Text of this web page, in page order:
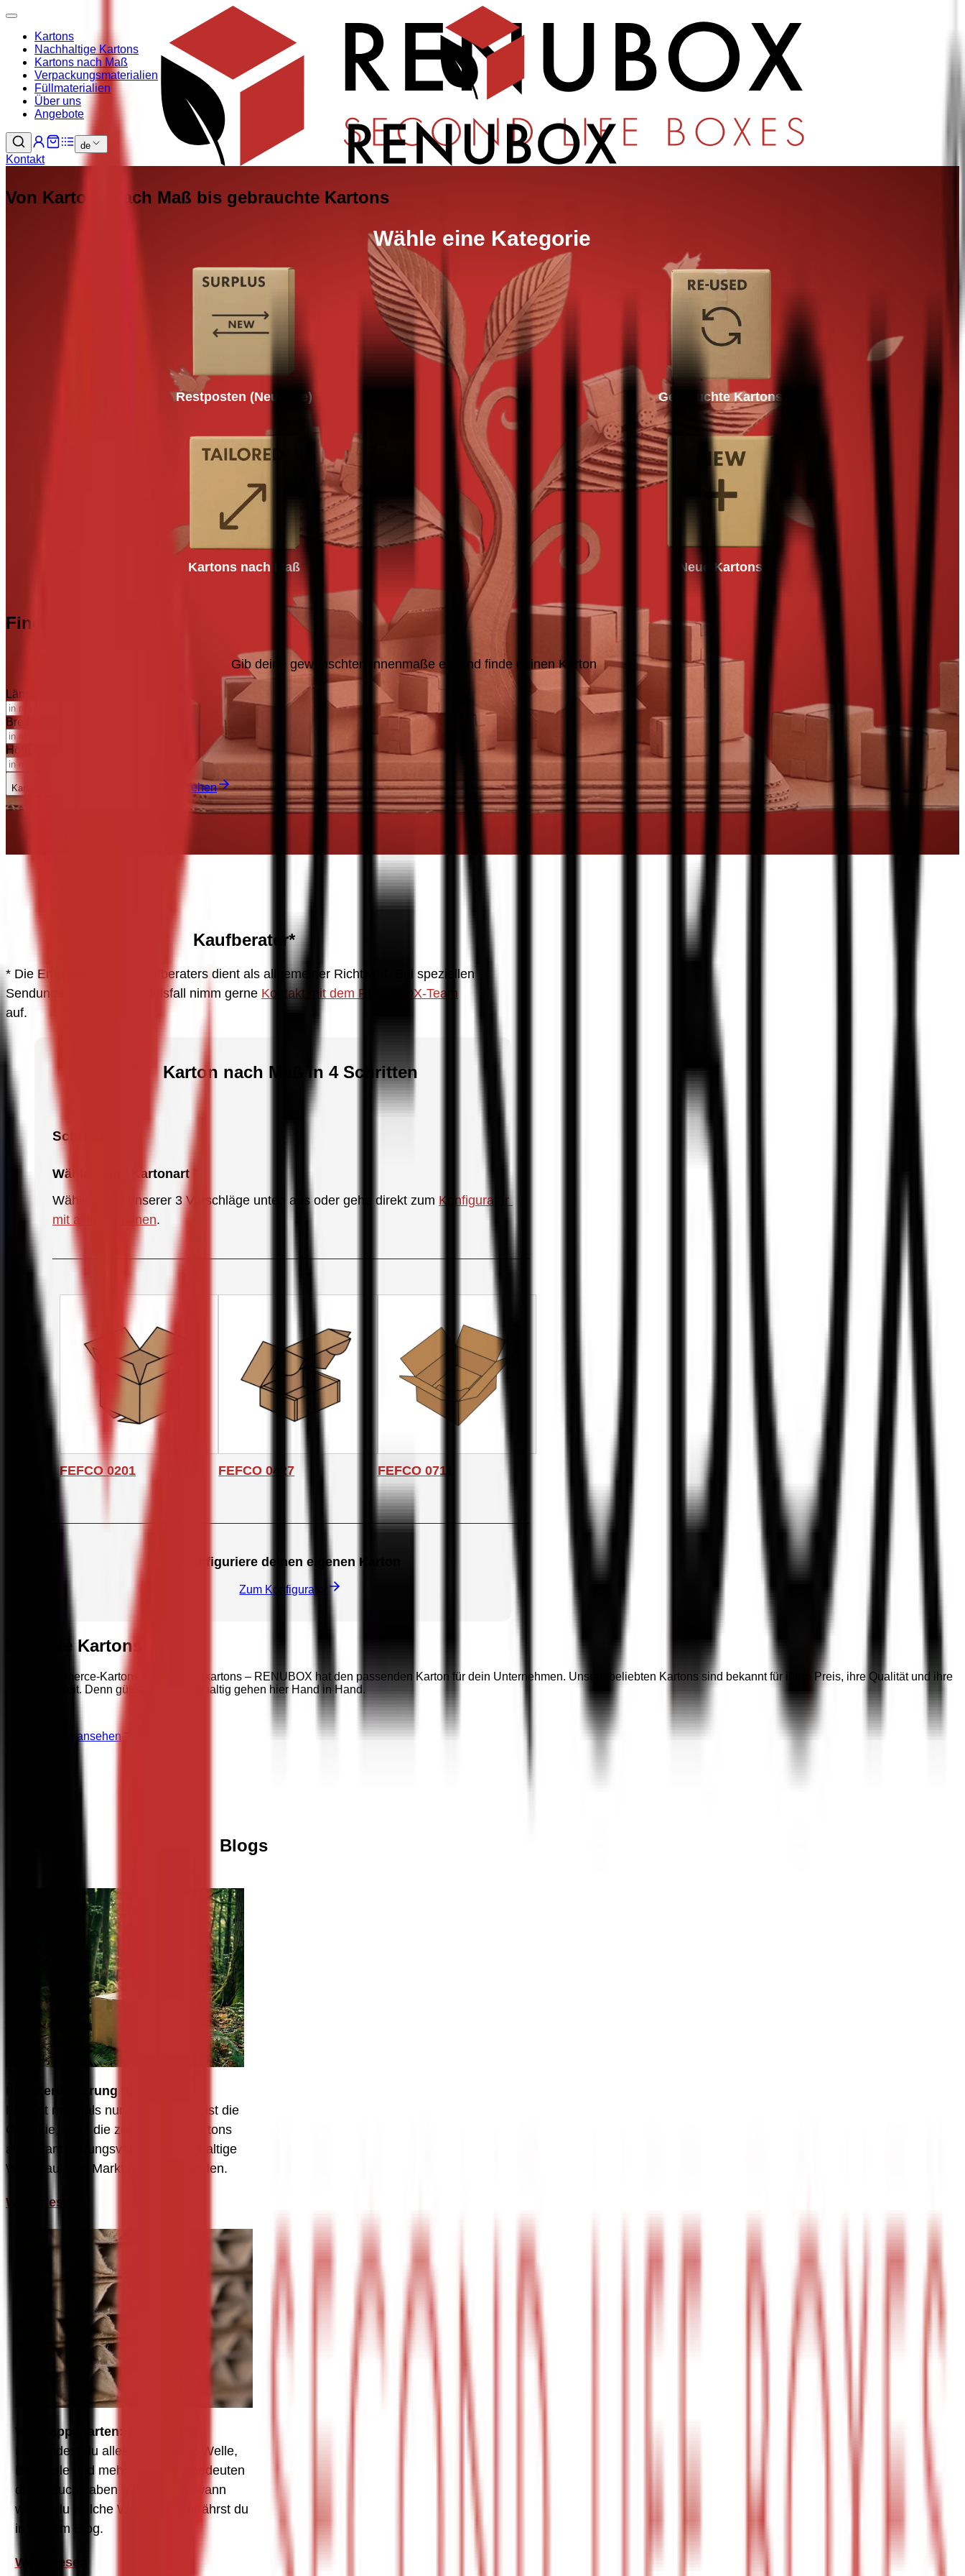
Kartons
Nachhaltige Kartons
Kartons nach Maß
Verpackungsmaterialien
Füllmaterialien
Über uns
Angebote
de
Kontakt
Von Kartons nach Maß bis gebrauchte Kartons
Wähle eine Kategorie
Restposten (Neuware) Gebrauchte Kartons
Kartons nach Maß Neue Kartons
Finde deinen Karton
Gib deine gewünschten Innenmaße ein und finde deinen Karton
Länge
Breite
Höhe
Karton finden Alle Kartons ansehen
Kaufberater*
* Die Empfehlung des Kaufberaters dient als allgemeiner Richtwert. Bei speziellen
Sendungen oder im Zweifelsfall nimm gerne Kontakt mit dem RENUBOX-Team
auf.
Karton nach Maß in 4 Schritten
Schritt 1
Wähle deine Kartonart
Wähle einen unserer 3 Vorschläge unten aus oder gehe direkt zum Konfigurator
mit allen Optionen.
FEFCO 0201 FEFCO 0427 FEFCO 0711
Konfiguriere deinen eigenen Karton
Zum Konfigurator
Beliebte Kartons
Von E-Commerce-Kartons bis zu Lagerkartons – RENUBOX hat den passenden Karton für dein Unternehmen. Unsere beliebten Kartons sind bekannt für ihren Preis, ihre Qualität und ihre
Nachhaltigkeit. Denn günstig und nachhaltig gehen hier Hand in Hand.
Mehr Kartons ansehen
Blogs
FSC-Zertifizierung für Kartons
FSC ist mehr als nur ein Label. Es ist die
Garantie, dass die zertifizierten Kartons
auf verantwortungsvolle und nachhaltige
Weise auf den Markt gebracht wurden.
Weiterlesen
Wellpappenarten: von A bis N
Hier findest du alles: C-Welle, E-Welle,
BC-Welle und mehr. Aber was bedeuten
diese Buchstaben genau? Und wann
wählst du welche Welle? Das erfährst du
in diesem Blog.
Weiterlesen